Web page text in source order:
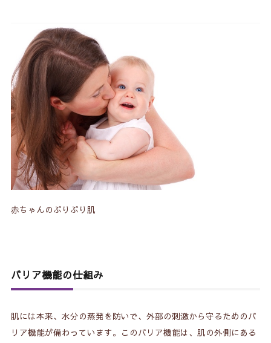
赤ちゃんのぷりぷり肌
バリア機能の仕組み
肌には本来、水分の蒸発を防いで、外部の刺激から守るためのバ
リア機能が備わっています。このバリア機能は、肌の外側にある